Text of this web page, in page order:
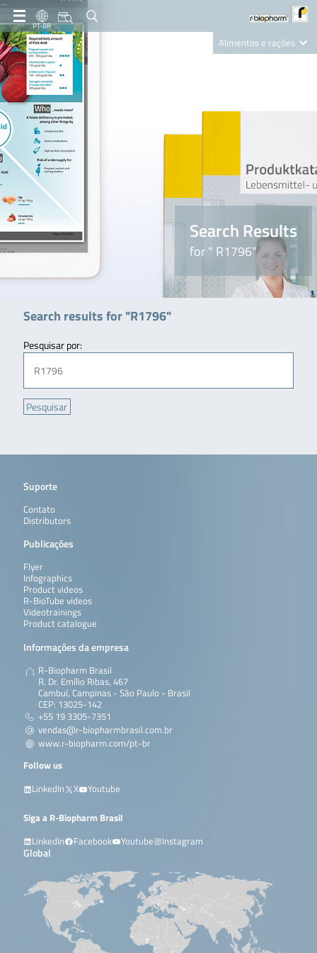
PT-BR
Alimentos e rações
Nutrition Care
Search Results
for " R1796"
Search results for "R1796"
Pesquisar por:
Suporte
Contato
Distributors
Publicações
Flyer
Infographics
Product videos
R-BioTube videos
Videotrainings
Product catalogue
Informações da empresa
R-Biopharm Brasil
R. Dr. Emílio Ribas, 467
Cambuí, Campinas - São Paulo - Brasil
CEP: 13025-142
+55 19 3305-7351
vendas@r-biopharmbrasil.com.br
www.r-biopharm.com/pt-br
Follow us
LinkedIn
X Youtube
Siga a R-Biopharm Brasil
LinkedIn
Facebook Youtube Instagram
Global